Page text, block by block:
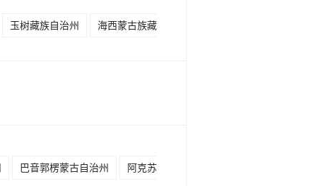
玉树藏族自治州
海西蒙古族藏
巴音郭楞蒙古自治州
阿克苏